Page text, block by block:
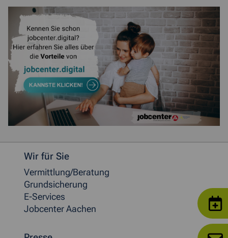
Weitere allgemeine Informationen
Wir für Sie
Vermittlung/Beratung
Grundsicherung
E-Services
Jobcenter Aachen